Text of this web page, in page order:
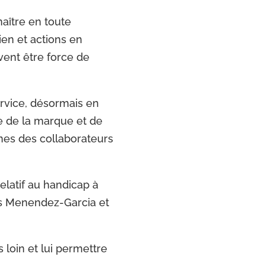
en toute
et actions en
être force de
désormais en
de la marque et de
des collaborateurs
au handicap à
Menendez-Garcia et
loin et lui permettre